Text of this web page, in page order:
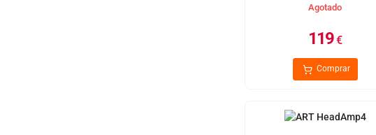
Agotado
119€
Comprar